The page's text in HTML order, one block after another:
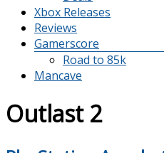
Xbox Releases
Reviews
Gamerscore
Road to 85k
Mancave
Outlast 2